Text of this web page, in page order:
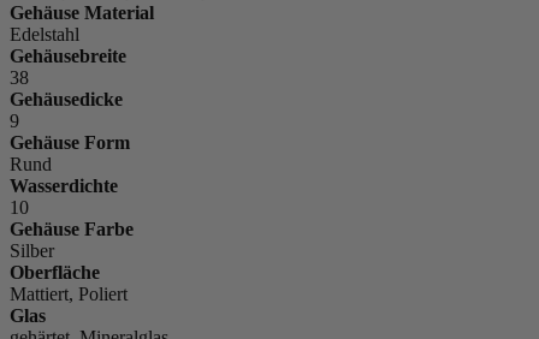
Gehäuse Material
Edelstahl
Gehäusebreite
38
Gehäusedicke
9
Gehäuse Form
Rund
Wasserdichte
10
Gehäuse Farbe
Silber
Oberfläche
Mattiert, Poliert
Glas